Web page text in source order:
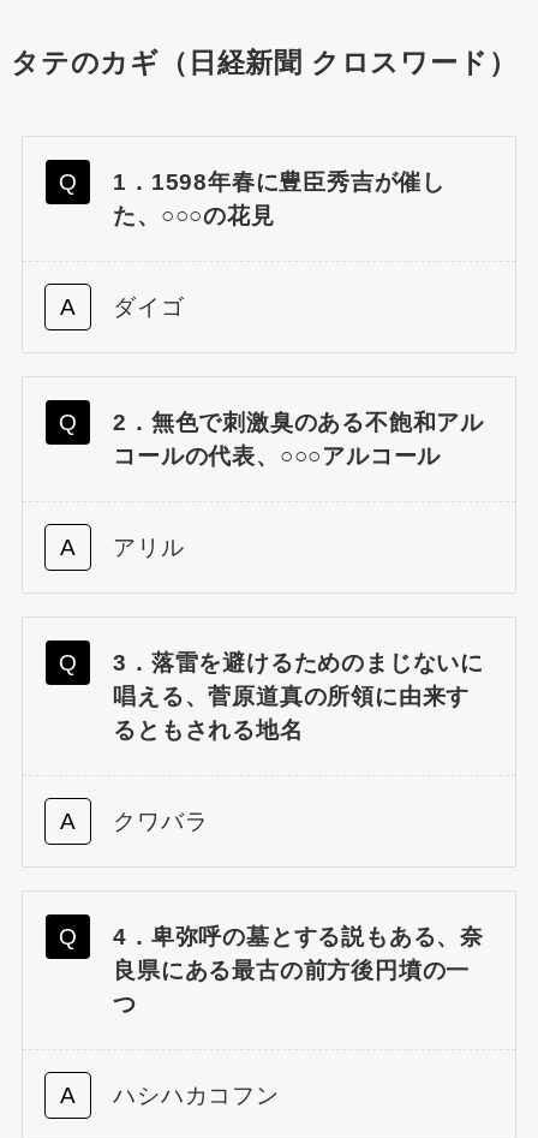
タテのカギ（日経新聞 クロスワード）
1．1598年春に豊臣秀吉が催し
た、○○○の花見
ダイゴ
2．無色で刺激臭のある不飽和アル
コールの代表、○○○アルコール
アリル
3．落雷を避けるためのまじないに
唱える、菅原道真の所領に由来す
るともされる地名
クワバラ
4．卑弥呼の墓とする説もある、奈
良県にある最古の前方後円墳の一
つ
ハシハカコフン